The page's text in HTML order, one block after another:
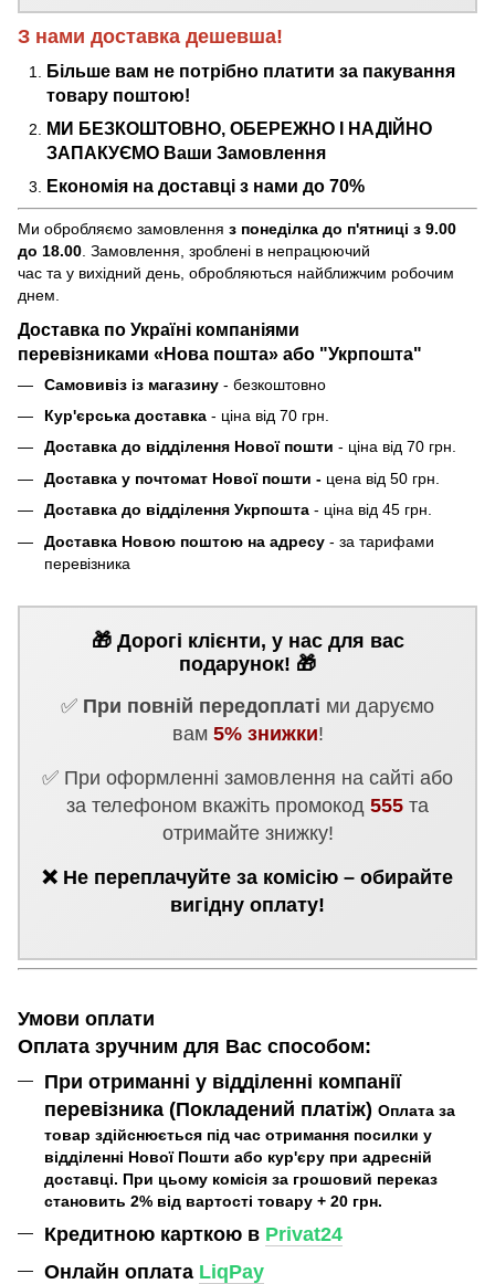
З нами доставка дешевша!
Більше вам не потрібно платити за пакування
товару поштою!
МИ БЕЗКОШТОВНО, ОБЕРЕЖНО І НАДІЙНО
ЗАПАКУЄМО Ваши Замовлення
Економія на доставці з нами до 70%
Ми обробляємо замовлення з понеділка до п'ятниці з 9.00
до 18.00 . Замовлення, зроблені в непрацюючий
час та у вихідний день, обробляються найближчим робочим
днем.
Доставка по Україні компаніями
перевізниками «Нова пошта» або "Укрпошта"
Самовивіз із магазину - безкоштовно
Кур'єрська доставка - ціна від 70 грн.
Доставка до відділення Нової пошти - ціна від 70 грн.
Доставка у почтомат Нової пошти - цена від 50 грн.
Доставка до відділення Укрпошта - ціна від 45 грн.
Доставка Новою поштою на адресу - за тарифами
перевізника
🎁 Дорогі клієнти, у нас для вас
подарунок! 🎁
✅ При повній передоплаті ми даруємо
вам 5% знижки!
✅ При оформленні замовлення на сайті або
за телефоном вкажіть промокод 555 та
отримайте знижку!
❌ Не переплачуйте за комісію – обирайте
вигідну оплату!
Умови оплати
Оплата зручним для Вас способом:
При отриманні у відділенні компанії
перевізника (Покладений платіж) Оплата за
товар здійснюється під час отримання посилки у
відділенні Нової Пошти або кур'єру при адресній
доставці. При цьому комісія за грошовий переказ
становить 2% від вартості товару + 20 грн.
Кредитною карткою в Privat24
Онлайн оплата LiqPay